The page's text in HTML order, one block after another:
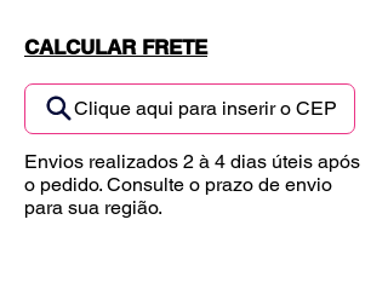
CALCULAR FRETE
Clique aqui para inserir o CEP
Envios realizados 2 à 4 dias úteis após
o pedido. Consulte o prazo de envio
para sua região.